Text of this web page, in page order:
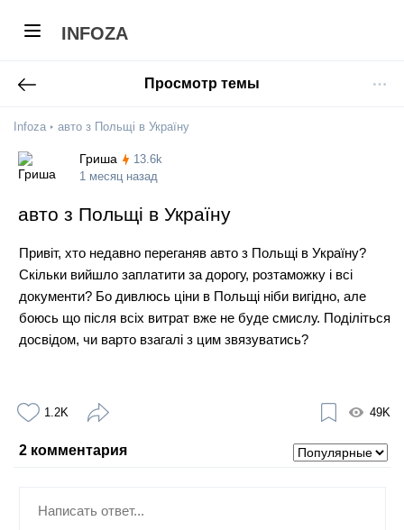
INFOZA
Просмотр темы
Infoza авто з Польщі в Україну
Гриша
13.6k
1 месяц назад
авто з Польщі в Україну
Привіт, хто недавно переганяв авто з Польщі в Україну?
Скільки вийшло заплатити за дорогу, розтаможку і всі
документи? Бо дивлюсь ціни в Польщі ніби вигідно, але
боюсь що після всіх витрат вже не буде смислу. Поділіться
досвідом, чи варто взагалі з цим звязуватись?
1.2K 49K
2 комментария